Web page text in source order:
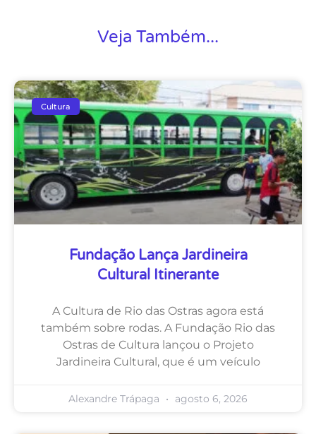
Veja Também...
Cultura
Fundação Lança Jardineira
Cultural Itinerante
A Cultura de Rio das Ostras agora está
também sobre rodas. A Fundação Rio das
Ostras de Cultura lançou o Projeto
Jardineira Cultural, que é um veículo
Alexandre Trápaga agosto 6, 2026